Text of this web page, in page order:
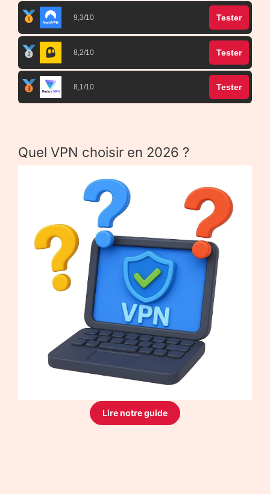
9,3/10 Tester
8,2/10 Tester
8,1/10 Tester
Quel VPN choisir en 2026 ?
Lire notre guide